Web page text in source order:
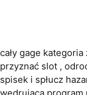
cały gage
przyznać slot ,
spisek i spłucz
wędrująca program